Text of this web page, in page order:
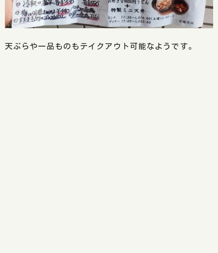
天ぷらや一品ものもテイクアウト可能なようです。